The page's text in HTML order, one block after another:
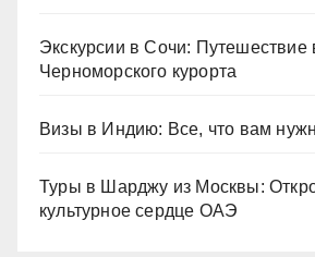
Экскурсии в Сочи: Путешествие
Черноморского курорта
Визы в Индию: Все, что вам
Туры в Шарджу из Москвы:
культурное сердце ОАЭ